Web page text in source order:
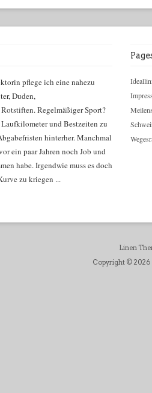
pflege ich eine nahezu
Duden,
Regelmäßiger Sport?
und Bestzeiten zu
hinterher. Manchmal
ein paar Jahren noch Job und
habe. Irgendwie muss es doch
zu kriegen ...
Linen
Copyright © 2026